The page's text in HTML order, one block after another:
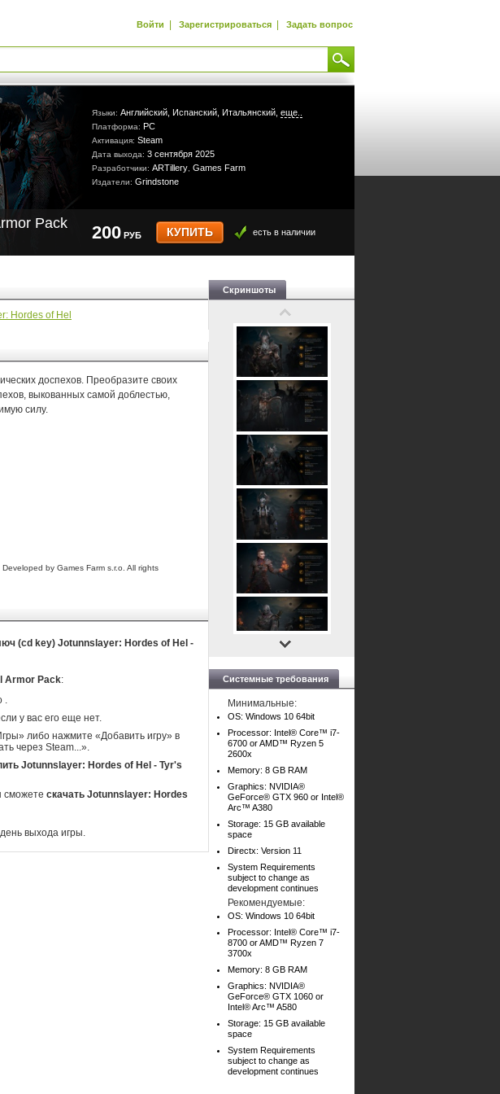
Войти | Зарегистрироваться | Задать вопрос
Языки: Английский, Испанский, Итальянский, еще..
Платформа: PC
Активация: Steam
Дата выхода: 3 сентября 2025
Разработчики: ARTillery Games Farm
Издатели: Grindstone
Pack 200 РУБ КУПИТЬ есть в наличии
Hordes of Hel
доспехов. Преобразите своих
выкованных самой доблестью,
силу.
by Games Farm s.r.o. All rights
(cd key) Jotunnslayer: Hordes of Hel -
Armor Pack:
.
у вас его еще нет.
либо нажмите «Добавить игру» в
через Steam...».
Jotunnslayer: Hordes of Hel - Tyr's
сможете скачать Jotunnslayer: Hordes
выхода игры.
Скриншоты
Системные требования
Минимальные:
OS: Windows 10 64bit
Processor: Intel® Core™ i7-
6700 or AMD™ Ryzen 5
2600x
Memory: 8 GB RAM
Graphics: NVIDIA®
GeForce® GTX 960 or Intel®
Arc™ A380
Storage: 15 GB available
space
Directx: Version 11
System Requirements
subject to change as
development continues
Рекомендуемые:
OS: Windows 10 64bit
Processor: Intel® Core™ i7-
8700 or AMD™ Ryzen 7
3700x
Memory: 8 GB RAM
Graphics: NVIDIA®
GeForce® GTX 1060 or
Intel® Arc™ A580
Storage: 15 GB available
space
System Requirements
subject to change as
development continues